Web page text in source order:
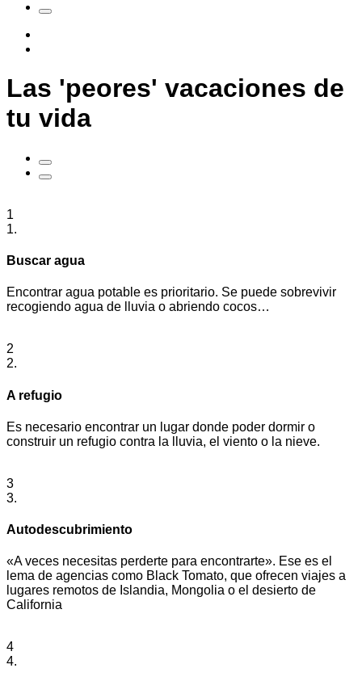
Las 'peores' vacaciones de
tu vida
1
1.
Buscar agua
Encontrar agua potable es prioritario. Se puede sobrevivir
recogiendo agua de lluvia o abriendo cocos…
2
2.
A refugio
Es necesario encontrar un lugar donde poder dormir o
construir un refugio contra la lluvia, el viento o la nieve.
3
3.
Autodescubrimiento
«A veces necesitas perderte para encontrarte». Ese es el
lema de agencias como Black Tomato, que ofrecen viajes a
lugares remotos de Islandia, Mongolia o el desierto de
California
4
4.